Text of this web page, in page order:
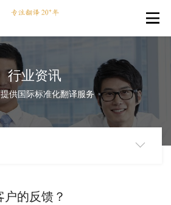
行业资讯
供国际标准化翻译服务
的反馈？